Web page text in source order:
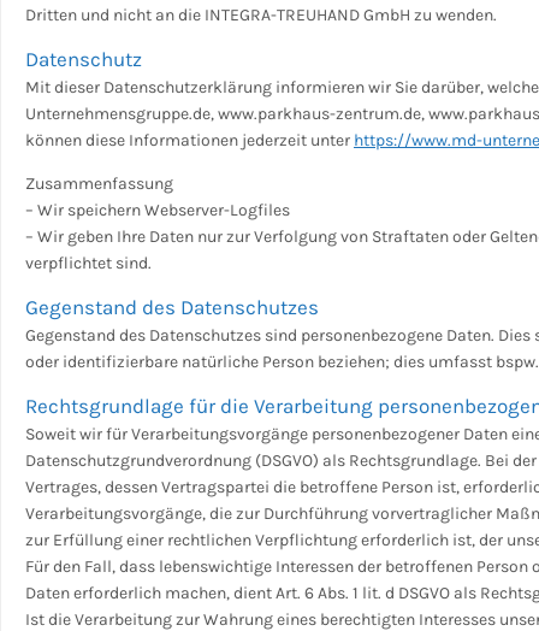
Dritten und nicht an die INTEGRA-TREUHAND GmbH zu wenden.
Datenschutz
Mit dieser Datenschutzerklärung informieren wir Sie darüber,
Unternehmensgruppe.de, www.parkhaus-zentrum.de,
können diese Informationen jederzeit unter https://www.md-
Zusammenfassung
– Wir speichern Webserver-Logfiles
– Wir geben Ihre Daten nur zur Verfolgung von Straftaten oder
verpflichtet sind.
Gegenstand des Datenschutzes
Gegenstand des Datenschutzes sind personenbezogene Daten.
oder identifizierbare natürliche Person beziehen; dies umfasst
Rechtsgrundlage für die Verarbeitung
Soweit wir für Verarbeitungsvorgänge personenbezogener Daten
Datenschutzgrundverordnung (DSGVO) als Rechtsgrundlage. Bei
Vertrages, dessen Vertragspartei die betroffene Person ist,
Verarbeitungsvorgänge, die zur Durchführung vorvertraglicher
zur Erfüllung einer rechtlichen Verpflichtung erforderlich ist, der
Für den Fall, dass lebenswichtige Interessen der betroffenen
Daten erforderlich machen, dient Art. 6 Abs. 1 lit. d DSGVO als
Ist die Verarbeitung zur Wahrung eines berechtigten Interesses